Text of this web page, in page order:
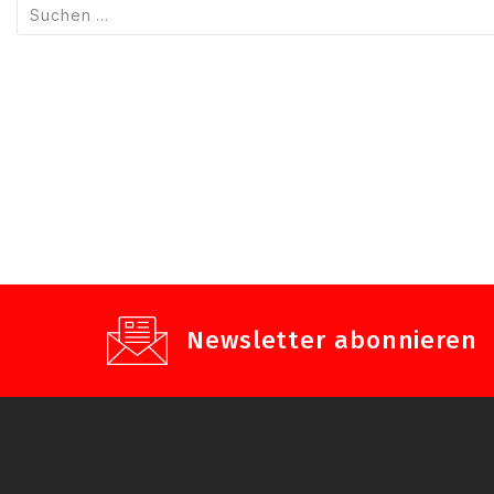
Suchen
nach:
Newsletter abonnieren